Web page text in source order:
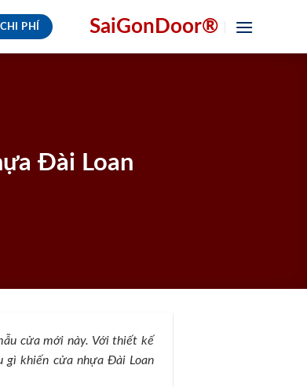
PHÍ SaiGonDoor®
Đài Loan
cửa mới này. Với thiết kế
gì khiến cửa nhựa Đài Loan